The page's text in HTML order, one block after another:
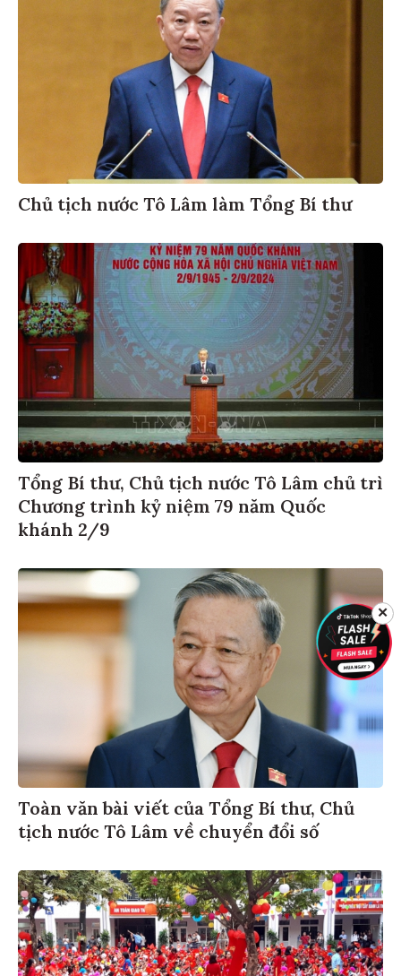
Chủ tịch nước Tô Lâm làm Tổng Bí thư
Tổng Bí thư, Chủ tịch nước Tô Lâm chủ trì
Chương trình kỷ niệm 79 năm Quốc
khánh 2/9
Toàn văn bài viết của Tổng Bí thư, Chủ
tịch nước Tô Lâm về chuyển đổi số
✕